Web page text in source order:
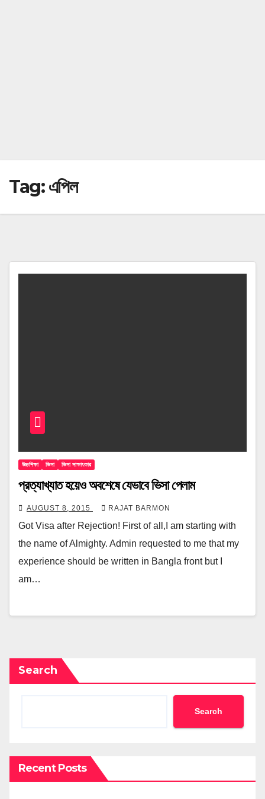
Tag:এপিল
উচ্চশিক্ষা ভিসা ভিসা সাক্ষাৎকার
প্রত্যাখ্যাত হয়েও অবশেষে যেভাবে ভিসা পেলাম
AUGUST 8, 2015 RAJAT BARMON
Got Visa after Rejection! First of all,I am starting with
the name of Almighty. Admin requested to me that my
experience should be written in Bangla front but I
am…
Search
Search
Recent Posts